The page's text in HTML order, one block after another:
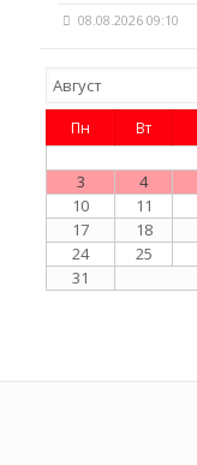
08.08.2026 09:10
Пн Вт
3
4
10
11
17
18
24
25
31